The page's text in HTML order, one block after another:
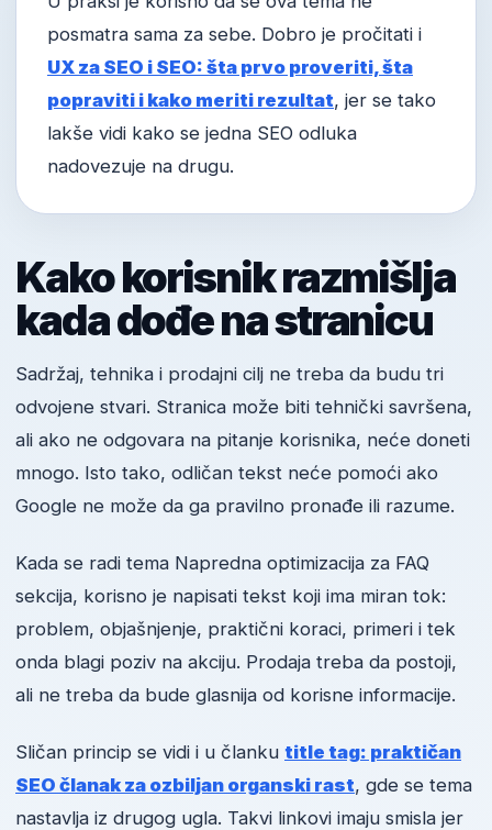
posmatra sama za sebe. Dobro je pročitati i
UX za SEO i SEO: šta prvo proveriti, šta
popraviti i kako meriti rezultat, jer se tako
lakše vidi kako se jedna SEO odluka
nadovezuje na drugu.
Kako korisnik razmišlja
kada dođe na stranicu
Sadržaj, tehnika i prodajni cilj ne treba da budu tri
odvojene stvari. Stranica može biti tehnički savršena,
ali ako ne odgovara na pitanje korisnika, neće doneti
mnogo. Isto tako, odličan tekst neće pomoći ako
Google ne može da ga pravilno pronađe ili razume.
Kada se radi tema Napredna optimizacija za FAQ
sekcija, korisno je napisati tekst koji ima miran tok:
problem, objašnjenje, praktični koraci, primeri i tek
onda blagi poziv na akciju. Prodaja treba da postoji,
ali ne treba da bude glasnija od korisne informacije.
Sličan princip se vidi i u članku title tag: praktičan
SEO članak za ozbiljan organski rast, gde se tema
nastavlja iz drugog ugla. Takvi linkovi imaju smisla jer